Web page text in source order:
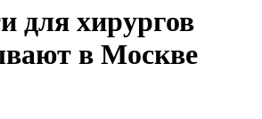
для хирургов
в Москве